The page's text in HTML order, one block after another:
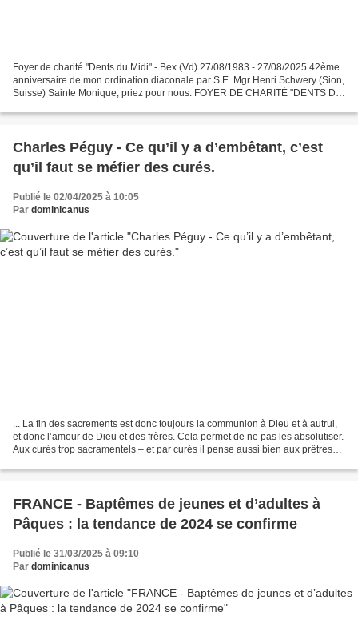
Foyer de charité "Dents du Midi" - Bex (Vd) 27/08/1983 - 27/08/2025 42ème
anniversaire de mon ordination diaconale par S.E. Mgr Henri Schwery (Sion,
Suisse) Sainte Monique, priez pour nous. FOYER DE CHARITÉ "DENTS DU
Charles Péguy - Ce qu’il y a d’embêtant, c’est
qu’il faut se méfier des curés.
Publié le 02/04/2025 à 10:05
Par dominicanus
... La fin des sacrements est donc toujours la communion à Dieu et à autrui,
et donc l’amour de Dieu et des frères. Cela permet de ne pas les absolutiser.
Aux curés trop sacramentels – et par curés il pense aussi bien aux prêtres
FRANCE - Baptêmes de jeunes et d’adultes à
Pâques : la tendance de 2024 se confirme
Publié le 31/03/2025 à 09:10
Par dominicanus